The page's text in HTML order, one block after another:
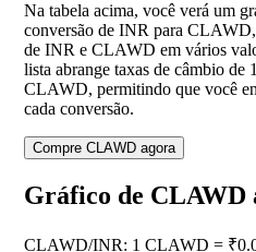
Na tabela acima, você verá um
conversão de INR para
de INR e CLAWD em vários
lista abrange taxas de câmbio
CLAWD, permitindo que você
cada conversão.
Compre CLAWD agora
Gráfico de CLAWD
CLAWD/INR: 1 CLAWD =